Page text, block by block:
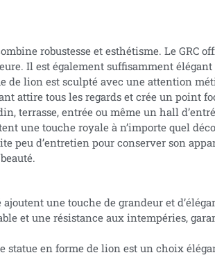
robustesse et esthétisme. Le
Il est également suffisamment
de lion est sculpté avec une attention
attire tous les regards et crée un point
terrasse, entrée ou même un hall
une touche royale à n’importe quel
peu d’entretien pour conserver son
une touche de grandeur et
et une résistance aux intempéries,
statue en forme de lion est un choix